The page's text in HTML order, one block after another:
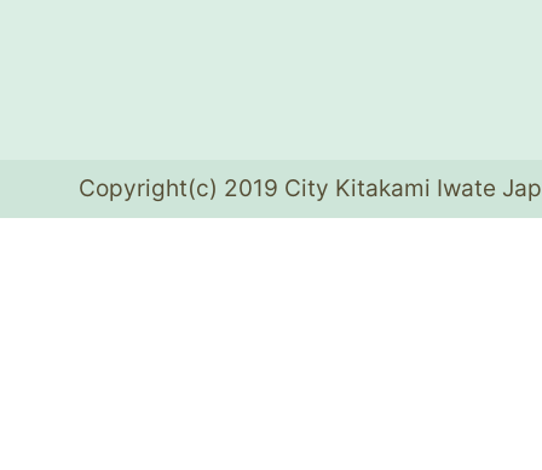
Copyright(c) 2019 City Kitakami Iwate